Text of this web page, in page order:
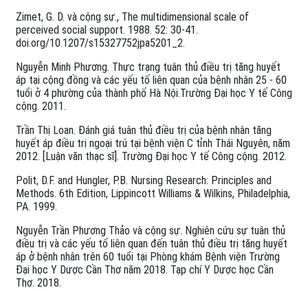
Zimet, G. D. và cộng sự., The multidimensional scale of
perceived social support. 1988. 52: 30-41.
doi.org/10.1207/s15327752jpa5201_2.
Nguyễn Minh Phương. Thực trạng tuân thủ điều trị tăng huyết
áp tại cộng đồng và các yếu tố liên quan của bệnh nhân 25 - 60
tuổi ở 4 phường của thành phố Hà Nội.Trường Đại học Y tế Công
cộng. 2011.
Trần Thị Loan. Đánh giá tuân thủ điều trị của bệnh nhân tăng
huyết áp điều trị ngoại trú tại bệnh viện C tỉnh Thái Nguyên, năm
2012. [Luận văn thạc sĩ]. Trường Đại học Y tế Công cộng. 2012.
Polit, D.F. and Hungler, P.B. Nursing Research: Principles and
Methods. 6th Edition, Lippincott Williams & Wilkins, Philadelphia,
PA. 1999.
Nguyễn Trần Phương Thảo và cộng sự. Nghiên cứu sự tuân thủ
điều trị và các yếu tố liên quan đến tuân thủ điều trị tăng huyết
áp ở bệnh nhân trên 60 tuổi tại Phòng khám Bệnh viện Trường
Đại học Y Dược Cần Thơ năm 2018. Tạp chí Y Dược học Cần
Thơ. 2018.